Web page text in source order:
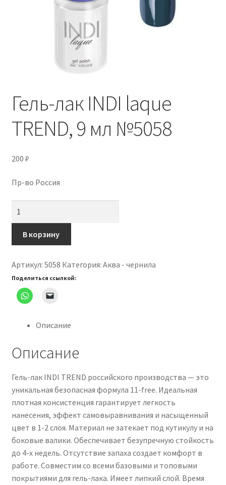
Гель-лак INDI laque
TREND, 9 мл №5058
200 ₽
Пр-во Россия
Гель-
лак
laque
TREND,
В корзину
Артикул: 5058 Категория: Аква - чернила
Поделиться ссылкой:
Описание
Описание
Гель-лак INDI TREND российского производства — это
уникальная безопасная формула 11-free. Идеальная
плотная консистенция гарантирует легкость
нанесения, эффект самовыравнивания и насыщенный
цвет в 1-2 слоя. Материал не затекает под кутикулу и на
боковые валики. Обеспечивает безупречную стойкость
до 4-х недель. Отсутствие запаха создает комфорт в
работе. Совместим со всеми базовыми и топовыми
покрытиями для гель-лака. Имеет липкий слой. Время